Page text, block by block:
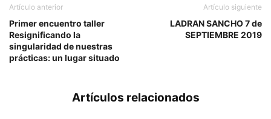
Artículo anterior
Primer encuentro taller
Resignificando la
singularidad de nuestras
prácticas: un lugar situado
Artículo siguiente
LADRAN SANCHO 7 de
SEPTIEMBRE 2019
Artículos relacionados